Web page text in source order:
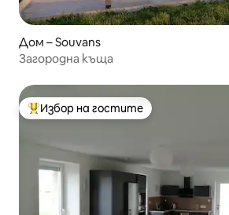
Дом – Souvans
Загородна къща
Най-популярен избор на гостите
Избор на гостите